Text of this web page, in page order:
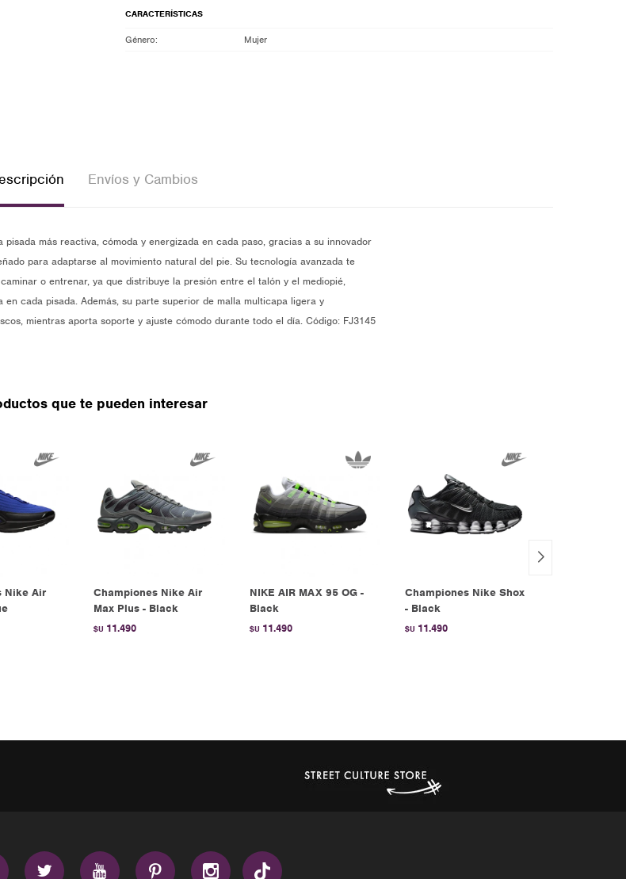
CARACTERÍSTICAS
Género Mujer
Envíos y Cambios
más reactiva, cómoda y energizada en cada paso, gracias a su innovador
para adaptarse al movimiento natural del pie. Su tecnología avanzada te
o entrenar, ya que distribuye la presión entre el talón y el mediopié,
cada pisada. Además, su parte superior de malla multicapa ligera y
mientras aporta soporte y ajuste cómodo durante todo el día. Código: FJ3145
que te pueden interesar
Nike Air
Championes Nike Air
Max Plus - Black
$U 11.490
NIKE AIR MAX 95 OG -
Black
$U 11.490
Championes Nike Shox
- Black
$U 11.490
   